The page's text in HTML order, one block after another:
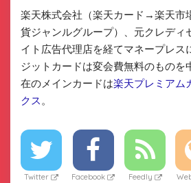
楽天株式会社（楽天カード→楽天市
貨ジャンルグループ）、元クレディ
イト広告代理店を経てマネープレス
ジットカードは変会費無料のものを
在のメインカードは楽天プレミアム
クス 。
Twitter Facebook Feedly